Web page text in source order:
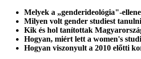
Melyek a „genderideológia"-
Milyen volt gender studiest
Kik és hol tanítottak
Hogyan, miért lett a women's
Hogyan viszonyult a 2010 előtti